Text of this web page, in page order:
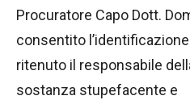
Procuratore Capo Dott.
consentito
ritenuto il responsabile
sostanza stupefacente e